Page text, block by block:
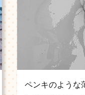
ペンキのような